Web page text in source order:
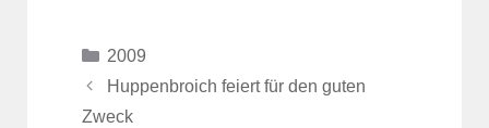
Kategorien
2009
Huppenbroich feiert für den guten
Zweck